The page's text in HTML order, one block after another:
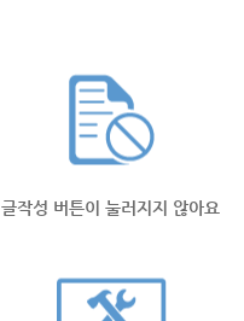
글작성 버튼이 눌러지지 않아요